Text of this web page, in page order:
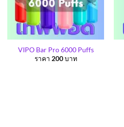
VIPO Bar Pro 6000 Puffs
ราคา 200บาท